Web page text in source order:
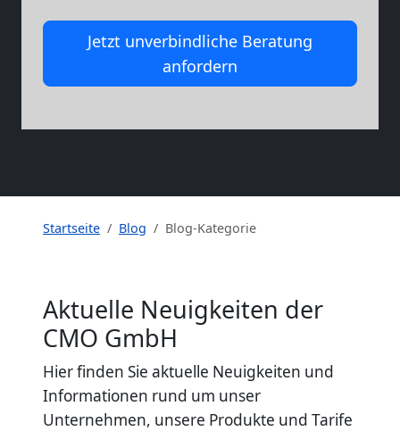
Jetzt unverbindliche Beratung
anfordern
Startseite Blog Blog-Kategorie
Aktuelle Neuigkeiten der
CMO GmbH
Hier finden Sie aktuelle Neuigkeiten und
Informationen rund um unser
Unternehmen, unsere Produkte und Tarife